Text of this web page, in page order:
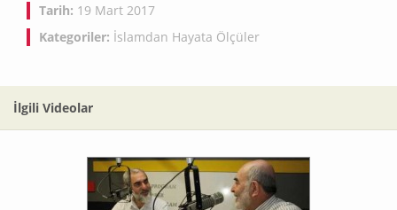
Tarih: 19 Mart 2017
Kategoriler: İslamdan Hayata Ölçüler
İlgili Videolar